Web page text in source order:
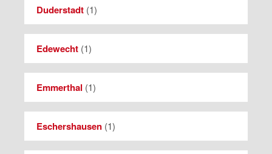
Duderstadt (1)
Edewecht (1)
Emmerthal (1)
Eschershausen (1)